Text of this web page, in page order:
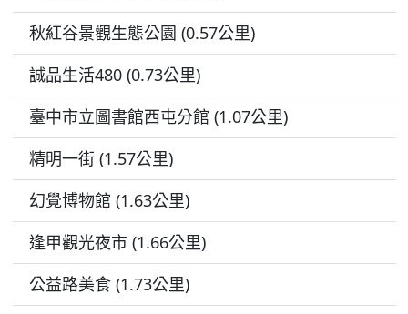
秋紅谷景觀生態公園 (0.57公里)
誠品生活480 (0.73公里)
臺中市立圖書館西屯分館 (1.07公里)
精明一街 (1.57公里)
幻覺博物館 (1.63公里)
逢甲觀光夜市 (1.66公里)
公益路美食 (1.73公里)